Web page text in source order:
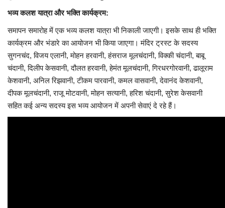
भव्य कलश यात्रा और भक्ति कार्यक्रम:
समापन समारोह में एक भव्य कलश यात्रा भी निकाली जाएगी। इसके साथ ही भक्ति
कार्यक्रम और भंडारे का आयोजन भी किया जाएगा। मंदिर ट्रस्ट के सदस्य
सुगनचंद, विजय एलानी, मोहन हरवानी, हंसराज मूलचंदानी, विक्की चंदानी, बाबू
चंदानी, दिलीप केसवानी, दौलत हरवानी, हेमंत मूलचंदानी, गिरधरगोरवानी, ढालूराम
केशवानी, अनिल रिझवानी, टीकम पारवानी, कमल वासवानी, देवानंद केशवानी,
दीपक मूलचंदानी, राजू मोटवानी, मोहन सत्यानी, हरिश चंदानी, सुरेश केसवानी
सहित कई अन्य सदस्य इस भव्य आयोजन में अपनी सेवाएं दे रहे हैं।